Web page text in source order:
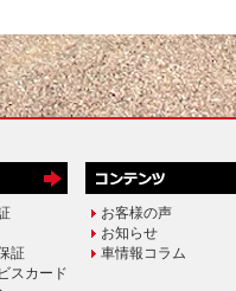
証
スカード
お客様の声
お知らせ
車情報コラム